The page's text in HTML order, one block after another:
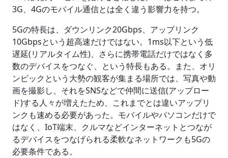
3G、4Gのモバイル通信とは全く違う影響力を持つ。
5Gの特長は、ダウンリンク20Gbps、アップリンク
10Gbpsという超高速だけではない。1ms以下という低
遅延(リアルタイム性)、さらに携帯電話だけではなく多
数のデバイスをつなぐ、という特長もある。また、オリ
ンピックという大勢の観客が集まる場所では、写真や動
画を撮影し、それをSNSなどで仲間に送信(アップロー
ド)する人々が増えたため、これまでとは違いアップリ
ンクも速める必要があった。モバイルやパソコンだけで
はなく、IoT端末、クルマなどインターネットとつなが
るデバイスをつなげられる柔軟なネットワークも5Gの
必要条件である。